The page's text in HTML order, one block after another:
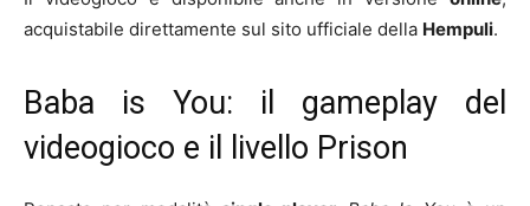
acquistabile direttamente sul sito ufficiale della Hempuli.
Baba is You: il gameplay del
videogioco e il livello Prison